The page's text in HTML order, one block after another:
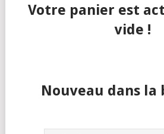
Votre panier est
vide !
Nouveau dans la